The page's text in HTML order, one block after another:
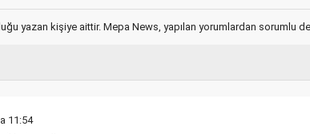
yazan kişiye aittir. Mepa News, yapılan yorumlardan sorumlu
11:54